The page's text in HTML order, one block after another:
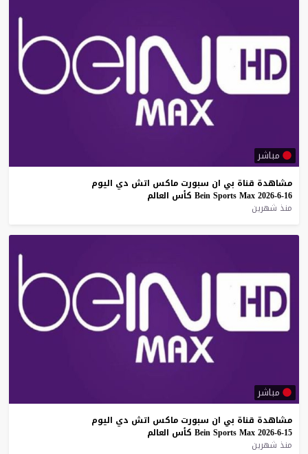
مباشر
مشاهدة قناة بي ان سبورت ماكس اتش دي اليوم
16-6-2026
Bein Sports Max كأس العالم
منذ شهرين
مباشر
مشاهدة قناة بي ان سبورت ماكس اتش دي اليوم
15-6-2026
Bein Sports Max كأس العالم
منذ شهرين